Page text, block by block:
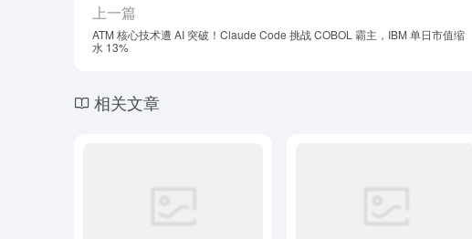
上一篇
ATM 核心技术遭 AI 突破！Claude Code 挑战 COBOL 霸主，IBM 单日市值缩
水 13%
相关文章